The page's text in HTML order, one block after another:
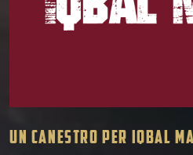
UN CANESTRO PER IQBAL